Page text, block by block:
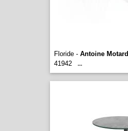
Floride - Antoine Motard
41942
...